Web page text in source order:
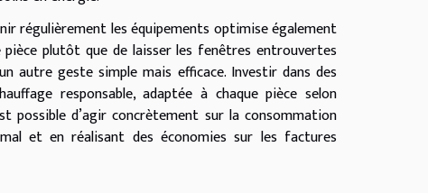
régulièrement les équipements optimise également
plutôt que de laisser les fenêtres entrouvertes
autre geste simple mais efficace. Investir dans des
responsable, adaptée à chaque pièce selon
possible d’agir concrètement sur la consommation
et en réalisant des économies sur les factures